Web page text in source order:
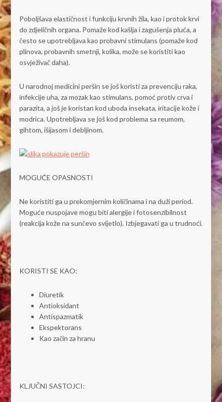
Poboljšava elastičnost i funkciju krvnih žila, kao i protok krvi
do zdjeličnih organa. Pomaže kod kašlja i zagušenja pluća, a
često se upotrebljava kao probavni stimulans (pomaže kod
plinova, probavnih smetnji, kolika, može se koristiti kao
osvježivač daha).
U narodnoj medicini peršin se još koristi za prevenciju raka,
infekcije uha, za mozak kao stimulans, pomoć protiv crva i
parazita, a još je koristan kod uboda insekata, iritacije kože i
modrica. Upotrebljava se još kod problema sa reumom,
gihtom, išijasom i debljinom.
MOGUĆE OPASNOSTI
Ne koristiti ga u prekomjernim količinama i na duži period.
Moguće nuspojave mogu biti alergije i fotosenzibilnost
(reakcija kože na sunčevo svijetlo). Izbjegavati ga u trudnoći.
KORISTI SE KAO:
Diuretik
Antioksidant
Antispazmatik
Ekspektorans
Kao začin za hranu
KLJUČNI SASTOJCI: